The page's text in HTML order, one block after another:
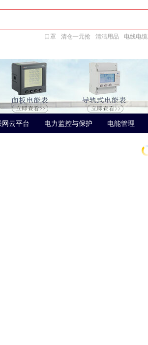
口罩 清仓一元抢 清洁用品 电线电缆
云平台 电力监控与保护 电能管理